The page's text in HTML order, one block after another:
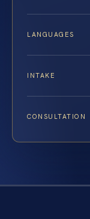
LANGUAGES
INTAKE
CONSULTATION